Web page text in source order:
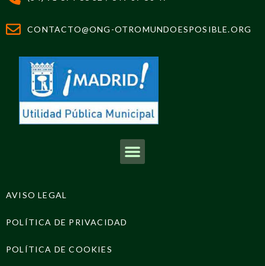
CONTACTO@ONG-OTROMUNDOESPOSIBLE.ORG
AVISO LEGAL
POLÍTICA DE PRIVACIDAD
POLÍTICA DE COOKIES